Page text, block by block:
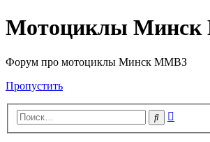
Мотоциклы
Форум про мотоциклы Минск ММВЗ
Пропустить
Поиск